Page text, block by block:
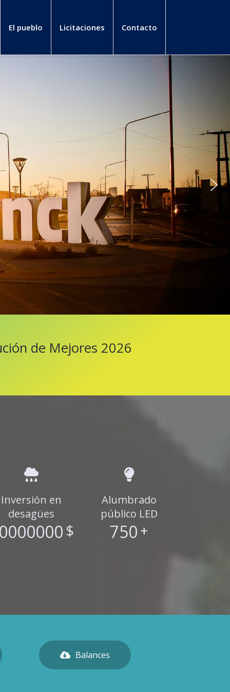
El pueblo Licitaciones Contacto
de Mejores 2026
Inversión en
desagües
$
Alumbrado
público LED
750+
Balances